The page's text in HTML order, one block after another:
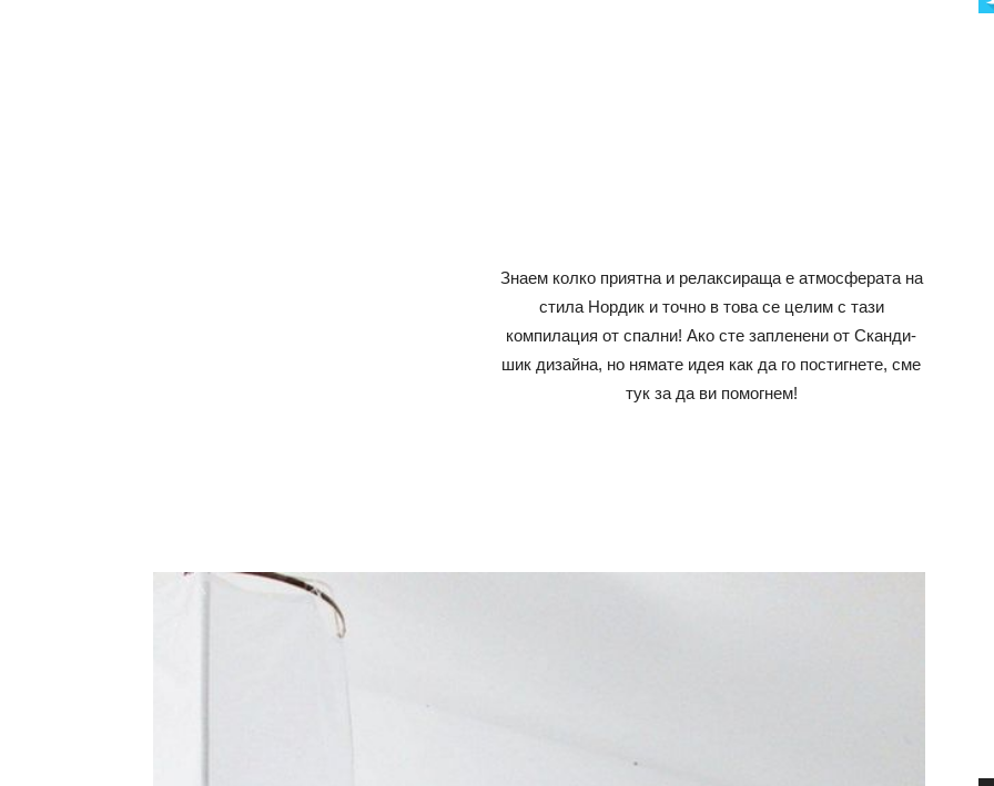
Знаем колко приятна и релаксираща е атмосферата на
стила Нордик и точно в това се целим с тази
компилация от спални! Ако сте запленени от Сканди-
шик дизайна, но нямате идея как да го постигнете, сме
тук за да ви помогнем!